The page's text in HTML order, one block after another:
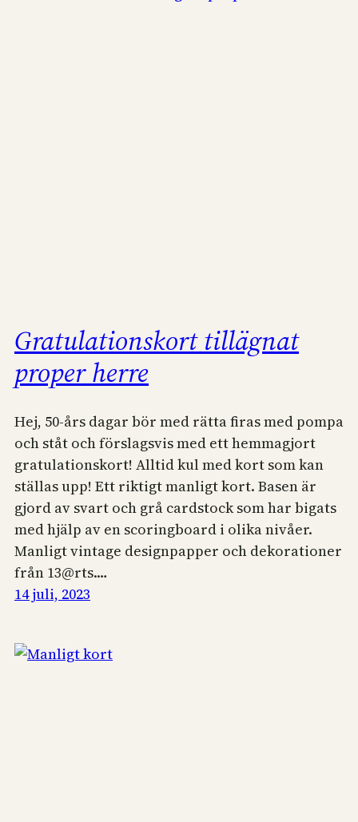
Gratulationskort tillägnat
proper herre
Hej, 50-års dagar bör med rätta firas med pompa
och ståt och förslagsvis med ett hemmagjort
gratulationskort! Alltid kul med kort som kan
ställas upp! Ett riktigt manligt kort. Basen är
gjord av svart och grå cardstock som har bigats
med hjälp av en scoringboard i olika nivåer.
Manligt vintage designpapper och dekorationer
från 13@rts.…
14 juli, 2023